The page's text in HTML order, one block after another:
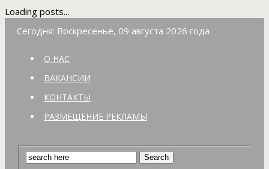
Loading posts...
Сегодня: Воскресенье, 09 августа 2026 года
О НАС
ВАКАНСИИ
КОНТАКТЫ
РАЗМЕЩЕНИЕ РЕКЛАМЫ